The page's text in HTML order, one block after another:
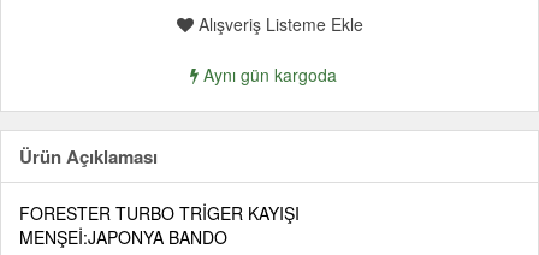
Alışveriş Listeme Ekle
Aynı gün kargoda
Ürün Açıklaması
FORESTER TURBO TRİGER KAYIŞI
MENŞEİ:JAPONYA BANDO